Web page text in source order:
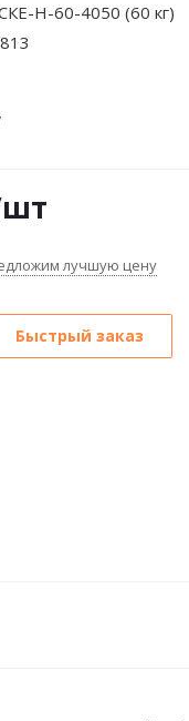
Н-60-4050 (60 кг)
лучшую цену
Быстрый заказ